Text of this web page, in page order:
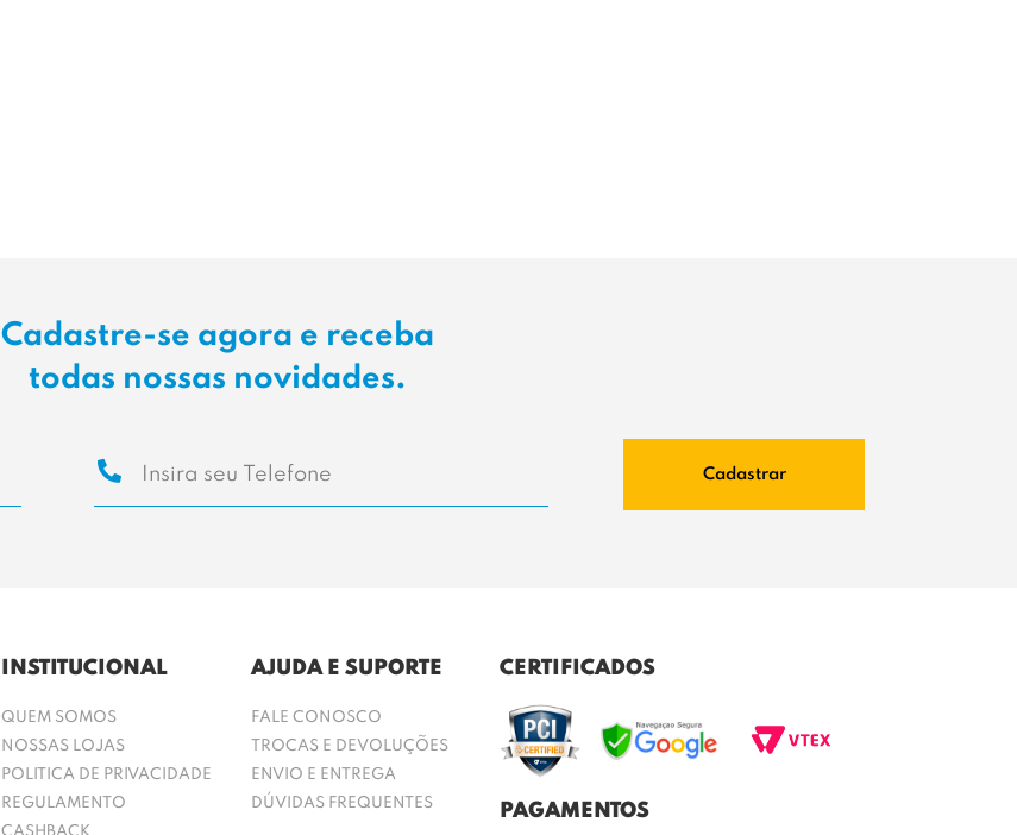
Cadastre-se agora e receba
todas nossas novidades.
Cadastrar
INSTITUCIONAL
QUEM SOMOS
NOSSAS LOJAS
POLITICA DE PRIVACIDADE
REGULAMENTO
AJUDA E SUPORTE
FALE CONOSCO
TROCAS E DEVOLUÇÕES
ENVIO E ENTREGA
DÚVIDAS FREQUENTES
CERTIFICADOS
PAGAMENTOS